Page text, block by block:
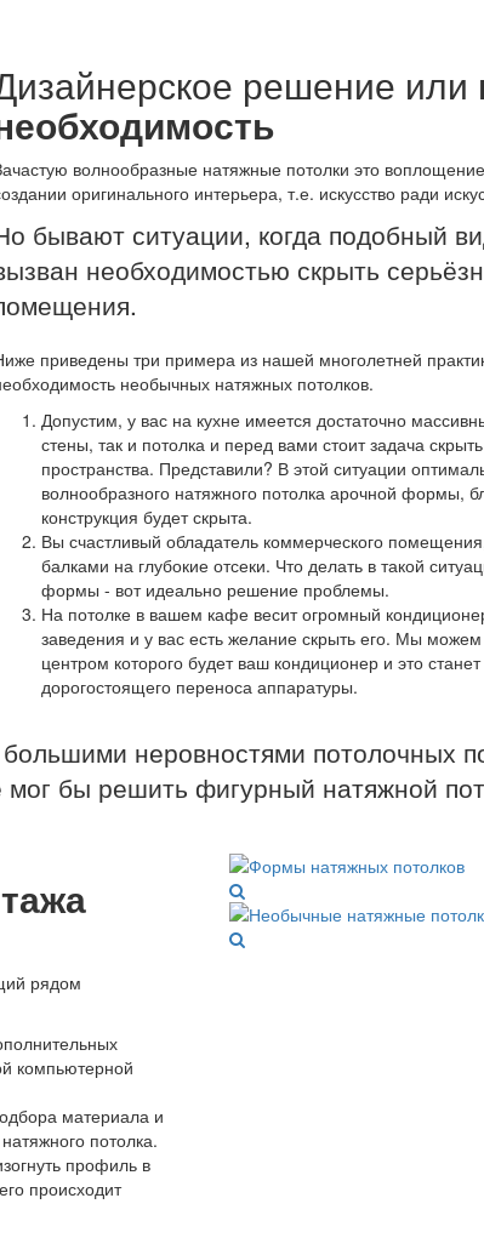
решение или
волнообразные натяжные потолки это
оригинального интерьера, т.е. искусство ради
бывают ситуации, когда подобный
необходимостью скрыть
приведены три примера из нашей многолетней
необычных натяжных потолков.
Допустим, у вас на кухне имеется достаточно
стены, так и потолка и перед вами стоит задача
пространства. Представили? В этой ситуации
волнообразного натяжного потолка арочной формы,
конструкция будет скрыта.
Вы счастливый обладатель коммерческого
балками на глубокие отсеки. Что делать в такой
формы - вот идеально решение проблемы.
На потолке в вашем кафе весит огромный
заведения и у вас есть желание скрыть его. Мы
центром которого будет ваш кондиционер и это
дорогостоящего переноса аппаратуры.
неровностями потолочных
бы решить фигурный натяжной
рядом
компьютерной
материала и
потолка.
профиль в
происходит